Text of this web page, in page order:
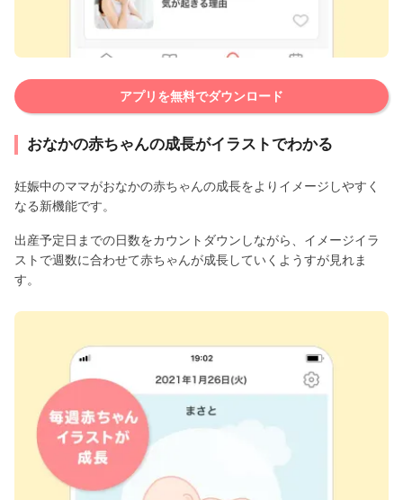
アプリを無料でダウンロード
おなかの赤ちゃんの成長がイラストでわかる
妊娠中のママがおなかの赤ちゃんの成長をよりイメージしやすく
なる新機能です。
出産予定日までの日数をカウントダウンしながら、イメージイラ
ストで週数に合わせて赤ちゃんが成長していくようすが見れま
す。